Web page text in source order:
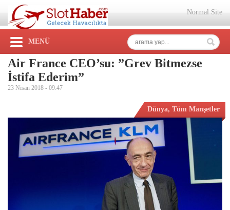
Normal Site
MENÜ
Air France CEO’su: ”Grev Bitmezse
İstifa Ederim”
23 Nisan 2018 - 09:47
Dünya, Tüm Manşetler